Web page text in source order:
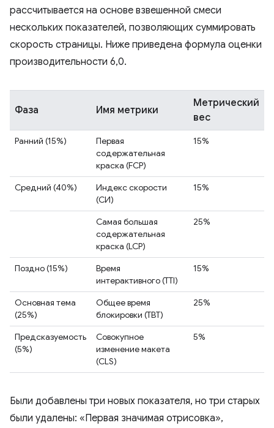
рассчитывается на основе взвешенной смеси
нескольких показателей, позволяющих суммировать
скорость страницы. Ниже приведена формула оценки
производительности 6,0.
Фаза Имя метрики
Метрический
вес
Ранний (15%)
Первая
содержательная
краска (FCP)
15%
Средний (40%)
Индекс скорости
(СИ)
15%
Самая большая
содержательная
краска (LCP)
25%
Поздно (15%)
Время
интерактивного (TTI)
15%
Основная тема
(25%)
Общее время
блокировки (TBT)
25%
Предсказуемость
(5%)
Совокупное
изменение макета
(CLS)
5%
Были добавлены три новых показателя, но три старых
были удалены: «Первая значимая отрисовка»,